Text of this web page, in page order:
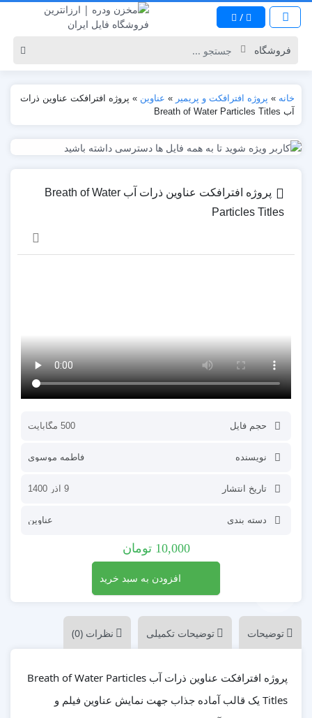
/
خانه » پروژه افترافکت و پریمیر » عناوین » پروژه افترافکت عناوین ذرات
آب Breath of Water Particles Titles
پروژه افترافکت عناوین ذرات آب Breath of Water
Particles Titles
حجم فایل 500 مگابایت
نویسنده فاطمه موسوی
تاریخ انتشار 9 آذر 1400
دسته بندی عناوین
10,000 تومان
افزودن به سبد خرید
توضیحات توضیحات تکمیلی نظرات (0)
پروژه افترافکت عناوین ذرات آب Breath of Water Particles
Titles یک قالب آماده جذاب جهت نمایش عناوین فیلم و